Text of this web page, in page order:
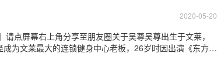
2020-05-20
请点屏幕右上角分享至朋友圈关于吴尊吴尊出生于文莱，
为文莱最大的连锁健身中心老板，26岁时因出演《东方茱